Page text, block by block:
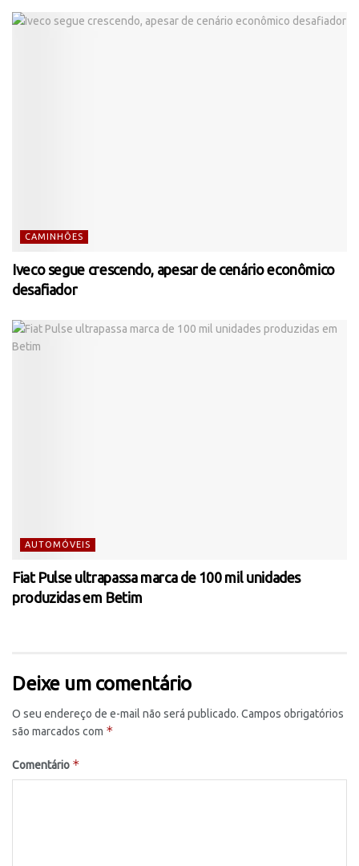
CAMINHÕES
Iveco segue crescendo, apesar de cenário econômico
desafiador
AUTOMÓVEIS
Fiat Pulse ultrapassa marca de 100 mil unidades
produzidas em Betim
Deixe um comentário
O seu endereço de e-mail não será publicado. Campos obrigatórios
são marcados com *
Comentário *